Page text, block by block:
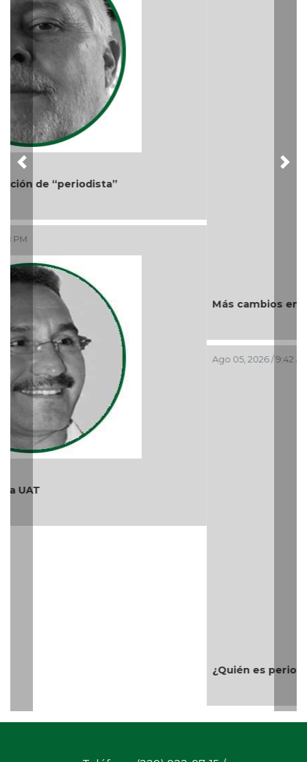
Más cambios en el gobierno de AVA
Ago 05, 2026 / 9:42 AM
¿Quién es periodista?
Previous